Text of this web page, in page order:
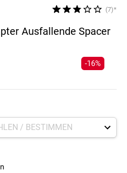
(7)*
Ausfallende Spacer
-16%